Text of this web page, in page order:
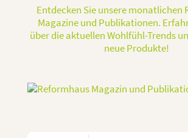
Entdecken Sie unsere monatlichen
Magazine und Publikationen.
über die aktuellen Wohlfühl-Trends
neue Produkte!